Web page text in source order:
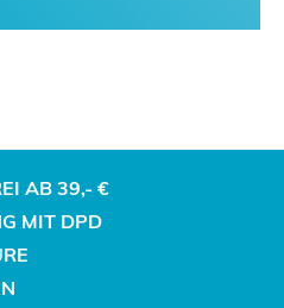
AB 39,- €
MIT DPD